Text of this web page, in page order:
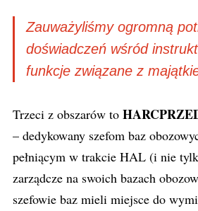
Zauważyliśmy ogromną
doświadczeń wśród
funkcje związane z
Trzeci z obszarów to
– dedykowany szefom baz
pełniącym w trakcie HAL (i nie
zarządcze na swoich bazach
szefowie baz mieli miejsce do